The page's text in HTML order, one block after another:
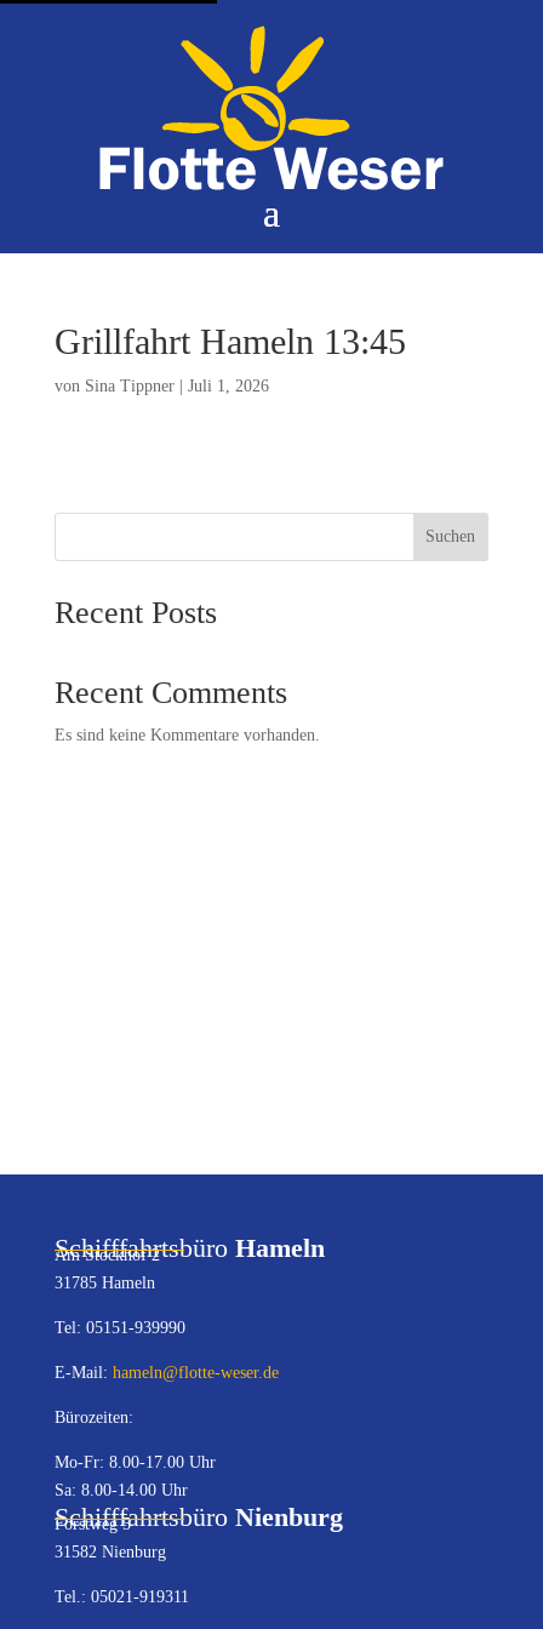
Grillfahrt Hameln 13:45
von Sina Tippner| Juli 1, 2026
Suchen
Recent Posts
Recent Comments
Es sind keine Kommentare vorhanden.
Schifffahrtsbüro Hameln
Am Stockhof 2
31785 Hameln
Tel: 05151-939990
E-Mail: hameln@flotte-weser.de
Bürozeiten:
Mo-Fr: 8.00-17.00 Uhr
Sa: 8.00-14.00 Uhr
Schifffahrtsbüro Nienburg
Forstweg 5
31582 Nienburg
Tel.: 05021-919311